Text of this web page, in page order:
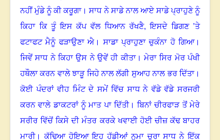
ਨਹੀਂ ਮੁੰਡੇ ਨੂੰ ਕੀ ਕਰੂਗਾ ।ਸਾਧ ਨੇ ਸਾਡੇ ਨਾਲ ਆਏ ਸਾਡੇ ਪ੍ਰਾਹੁਣੇ ਨੂੰ
ਕਿਹਾ ਕਿ ਤੂੰ ਇਸ ਕੱਪ ਵੱਲ ਧਿਆਨ ਰੱਖਣੈ, ਇਸਦੇ ਡਿਗਣ ’ਤੇ
ਫਟਾਫਟ ਮੈਨੂੰ ਫੜਾਉਣਾ ਐ । ਸਾਡਾ ਪ੍ਰਾਹੁਣਾ ਚੁਕੰਨਾ ਹੋ ਗਿਆ।
ਜਿਵੇਂ ਸਾਧ ਨੇ ਕਿਹਾ ਉਸ ਨੇ ਉਵੇਂ ਹੀ ਕੀਤਾ।ਮੇਰਾ ਸਿਰ ਮੋਰ ਪੰਖੀ
ਹਥੌਲਾ ਕਰਨ ਵਾਲੇ ਝਾੜੂ ਜਿਹੇ ਨਾਲ ਲੱਗੀ ਸੁਆਹ ਨਾਲ ਭਰ ਦਿੱਤਾ ।
ਕੋਈ ਪੰਦਰਾਂ ਵੀਹ ਮਿੰਟ ਦੇ ਸਮੇਂ ਵਿੱਚ ਸਾਧ ਨੇ ਵੱਡੇ ਵੱਡੇ ਸਰਜਰੀ
ਕਰਨ ਵਾਲੇ ਡਾਕਟਰਾਂ ਨੂੰ ਮਾਤ ਪਾ ਦਿੱਤੀ।ਬਿਨਾਂ ਚੀਰਫਾੜ ਤੋਂ ਮੇਰੇ
ਸਰੀਰ ਵਿੱਚੋਂ ਕਿਸੇ ਦੀ ਮੰਤਰ ਕਰਕੇ ਖਵਾਈ ਹੋਈ ਚੀਜ਼ ਕੱਢ ਬਾਹਰ
ਮਾਰੀ।ਕੱਢਿਆ ਹੋਇਆ ਇਹ ਹੱਡੀਆਂ ਨੁਮਾ ਚੂਰਾ ਸਾਧ ਨੇ ਇੱਕ